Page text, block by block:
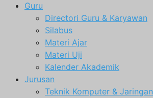
Guru
Directori Guru & Karyawan
Silabus
Materi Ajar
Materi Uji
Kalender Akademik
Jurusan
Teknik Komputer & Jaringan